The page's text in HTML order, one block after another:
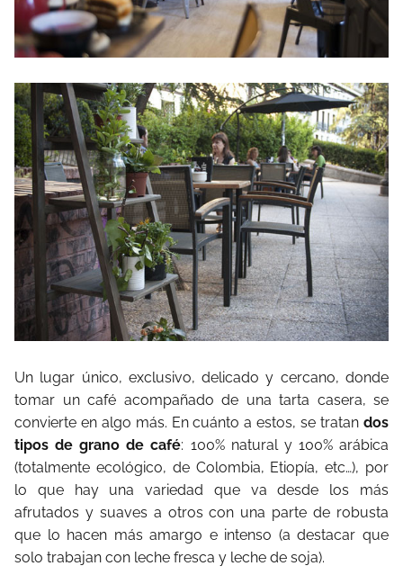
Un lugar único, exclusivo, delicado y cercano, donde
tomar un café acompañado de una tarta casera, se
convierte en algo más. En cuánto a estos, se tratan dos
tipos de grano de café: 100% natural y 100% arábica
(totalmente ecológico, de Colombia, Etiopía, etc…), por
lo que hay una variedad que va desde los más
afrutados y suaves a otros con una parte de robusta
que lo hacen más amargo e intenso (a destacar que
solo trabajan con leche fresca y leche de soja).